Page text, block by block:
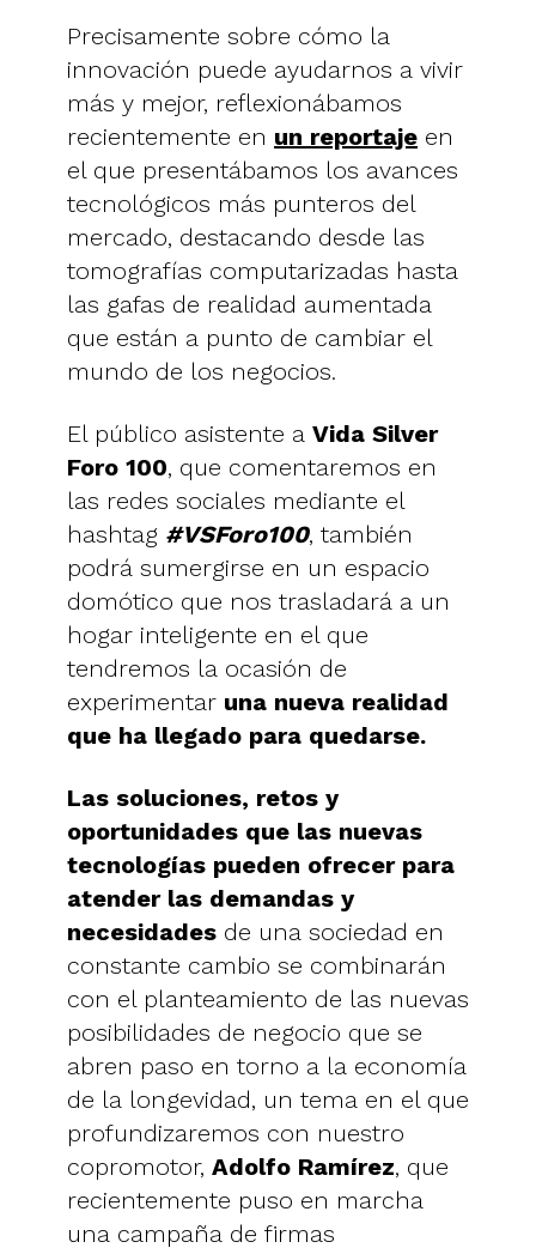
Precisamente sobre cómo la
innovación puede ayudarnos a vivir
más y mejor, reflexionábamos
recientemente en un reportaje en
el que presentábamos los avances
tecnológicos más punteros del
mercado, destacando desde las
tomografías computarizadas hasta
las gafas de realidad aumentada
que están a punto de cambiar el
mundo de los negocios.
El público asistente a Vida Silver
Foro 100, que comentaremos en
las redes sociales mediante el
hashtag #VSForo100, también
podrá sumergirse en un espacio
domótico que nos trasladará a un
hogar inteligente en el que
tendremos la ocasión de
experimentar una nueva realidad
que ha llegado para quedarse.
Las soluciones, retos y
oportunidades que las nuevas
tecnologías pueden ofrecer para
atender las demandas y
necesidades de una sociedad en
constante cambio se combinarán
con el planteamiento de las nuevas
posibilidades de negocio que se
abren paso en torno a la economía
de la longevidad, un tema en el que
profundizaremos con nuestro
copromotor, Adolfo Ramírez, que
recientemente puso en marcha
una campaña de firmas